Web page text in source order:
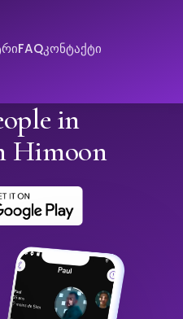
FAQკონტაქტი
in
Himoon